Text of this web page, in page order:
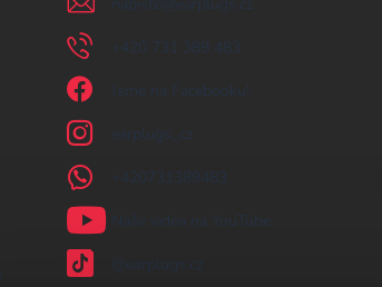
+420 731 389 483
Jsme na Facebooku!
earplugs_cz
+420731389483
Naše videa na YouTube
@earplugs.cz